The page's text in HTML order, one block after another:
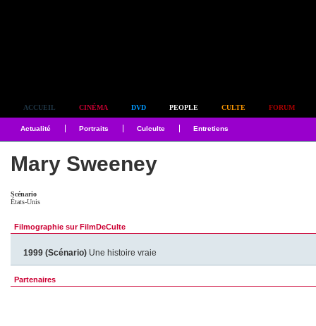
ACCUEIL CINÉMA DVD PEOPLE CULTE FORUM
Actualité Portraits Culculte Entretiens
Mary Sweeney
Scénario
États-Unis
Filmographie sur FilmDeCulte
1999 (Scénario) Une histoire vraie
Partenaires